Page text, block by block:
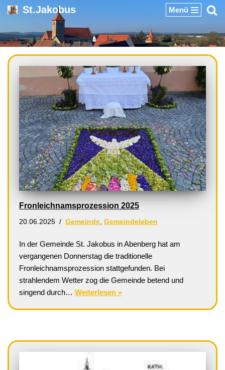
Inhalt
St.Jakobus Menü
Fronleichnamsprozession 2025
20.06.2025 Gemeinde, Gemeindeleben
In der Gemeinde St. Jakobus in Abenberg hat am
vergangenen Donnerstag die traditionelle
Fronleichnamsprozession stattgefunden. Bei
strahlendem Wetter zog die Gemeinde betend und
singend durch… Weiterlesen »